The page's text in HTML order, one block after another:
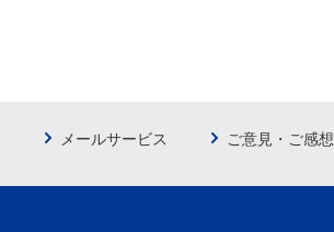
メールサービス ご意見・ご感想